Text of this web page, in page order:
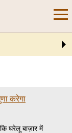
करेगा
घरेलू बाज़ार में